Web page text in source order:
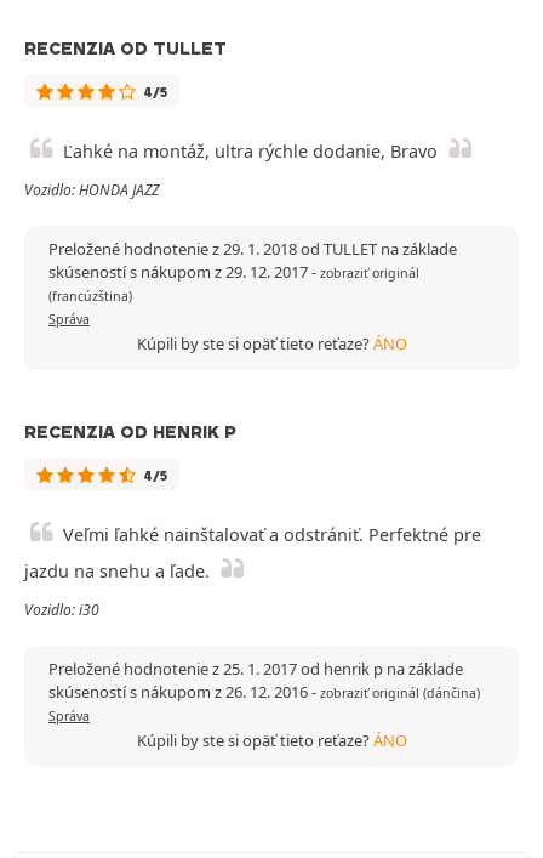
RECENZIA OD TULLET
4/5
Ľahké na montáž, ultra rýchle dodanie, Bravo
Vozidlo: HONDA JAZZ
Preložené hodnotenie z 29. 1. 2018 od TULLET na základe
skúseností s nákupom z 29. 12. 2017- zobraziť originál
(francúzština)
Správa
Kúpili by ste si opäť tieto reťaze?ÁNO
RECENZIA OD HENRIK P
4/5
Veľmi ľahké nainštalovať a odstrániť. Perfektné pre
jazdu na snehu a ľade.
Vozidlo: i30
Preložené hodnotenie z 25. 1. 2017 od henrik p na základe
skúseností s nákupom z 26. 12. 2016- zobraziť originál (dánčina)
Správa
Kúpili by ste si opäť tieto reťaze?ÁNO